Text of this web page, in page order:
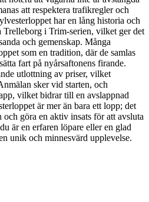
att respektera trafikregler och
har en lång historia och
Trelleborg i Trim-serien, vilket ger det
och gemenskap. Många
som en tradition, där de samlas
fart på nyårsaftonens firande.
utlottning av priser, vilket
sker vid starten, och
vilket bidrar till en avslappnad
är mer än bara ett lopp; det
och göra en aktiv insats för att avsluta
är en erfaren löpare eller en glad
unik och minnesvärd upplevelse.